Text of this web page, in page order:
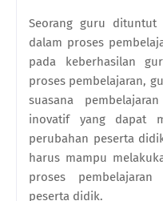
Seorang guru
dalam proses
pada keberhasilan
proses pembelajaran,
suasana
inovatif yang dapat
perubahan peserta
harus mampu
proses
peserta didik.